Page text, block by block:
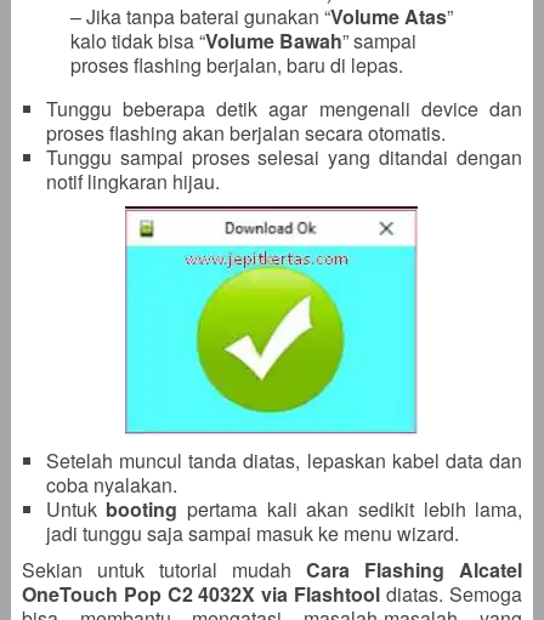
– Jika tanpa baterai gunakan “Volume Atas”
kalo tidak bisa “Volume Bawah” sampai
proses flashing berjalan, baru di lepas.
Tunggu beberapa detik agar mengenali device dan
proses flashing akan berjalan secara otomatis.
Tunggu sampai proses selesai yang ditandai dengan
notif lingkaran hijau.
Setelah muncul tanda diatas, lepaskan kabel data dan
coba nyalakan.
Untuk booting pertama kali akan sedikit lebih lama,
jadi tunggu saja sampai masuk ke menu wizard.
Sekian untuk tutorial mudahCara Flashing Alcatel
OneTouch Pop C2 4032X via Flashtooldiatas. Semoga